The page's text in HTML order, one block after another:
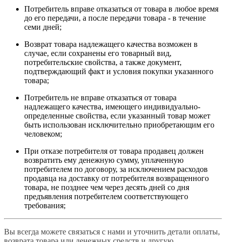
Потребитель вправе отказаться от товара в любое время
до его передачи, а после передачи товара - в течение
семи дней;
Возврат товара надлежащего качества возможен в
случае, если сохранены его товарный вид,
потребительские свойства, а также документ,
подтверждающий факт и условия покупки указанного
товара;
Потребитель не вправе отказаться от товара
надлежащего качества, имеющего индивидуально-
определенные свойства, если указанный товар может
быть использован исключительно приобретающим его
человеком;
При отказе потребителя от товара продавец должен
возвратить ему денежную сумму, уплаченную
потребителем по договору, за исключением расходов
продавца на доставку от потребителя возвращенного
товара, не позднее чем через десять дней со дня
предъявления потребителем соответствующего
требования;
Вы всегда можете связаться с нами и уточнить детали оплаты,